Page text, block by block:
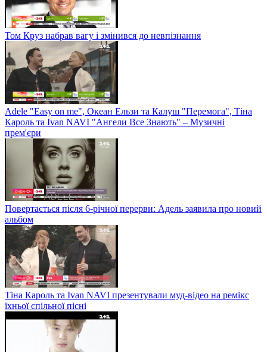
Том Круз набрав вагу і змінився до невпізнання
Adele "Easy on me", Океан Ельзи та Калуш "Перемога", Тіна
Кароль та Ivan NAVI "Ангели Все Знають" – Музичні
прем'єри
Повертається після 6-річної перерви: Адель заявила про новий
альбом
Тіна Кароль та Ivan NAVI презентували муд-відео на ремікс
їхньої спільної пісні